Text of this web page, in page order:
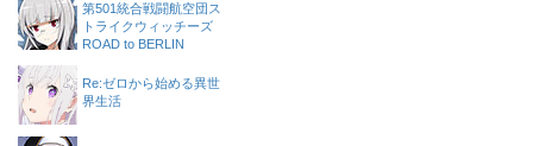
第501統合戦闘航空団ス
トライクウィッチーズ
ROAD to BERLIN
Re:ゼロから始める異世
界生活